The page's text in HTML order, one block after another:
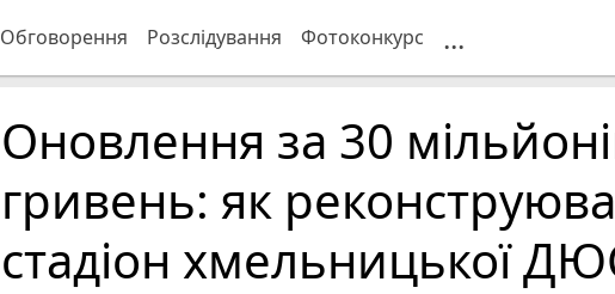
Обговорення Розслідування Фотоконкурс ...
Оновлення за 30
гривень: як
стадіон хмельницької